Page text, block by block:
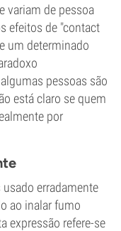
variam de pessoa
efeitos de "contact
um determinado
pessoas são
está claro se quem
por
usado erradamente
ao inalar fumo
expressão refere-se